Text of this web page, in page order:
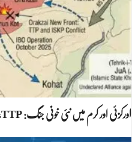
اورکزئی اور کرم میں نئی خونی جنگ: TTP، جماعت الاحرار اور داعش آمنے سامنے